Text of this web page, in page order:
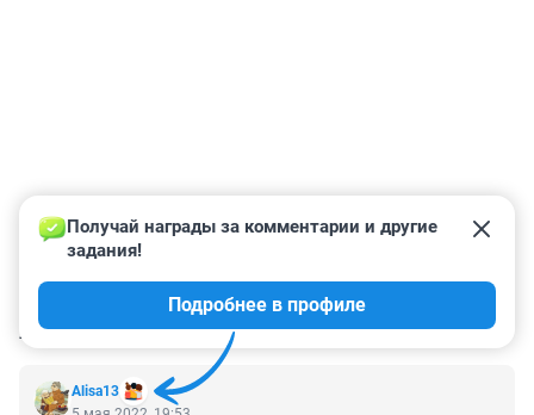
КОММЕНТАРИИ 29
Alisa13
Получай награды за комментарии и другие
задания!
Подробнее в профиле